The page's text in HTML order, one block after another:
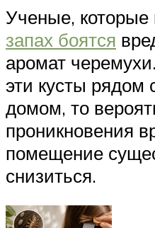
Ученые, которые
запах боятся
аромат
эти кусты рядом
домом, то
проникновения
помещение
снизиться.